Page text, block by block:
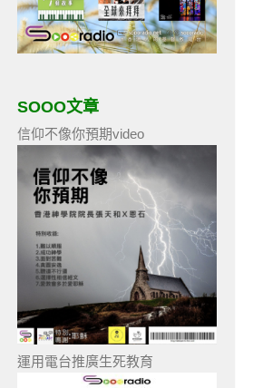
SOOO文章
信仰不像你預期video
運用電台推廣生死教育